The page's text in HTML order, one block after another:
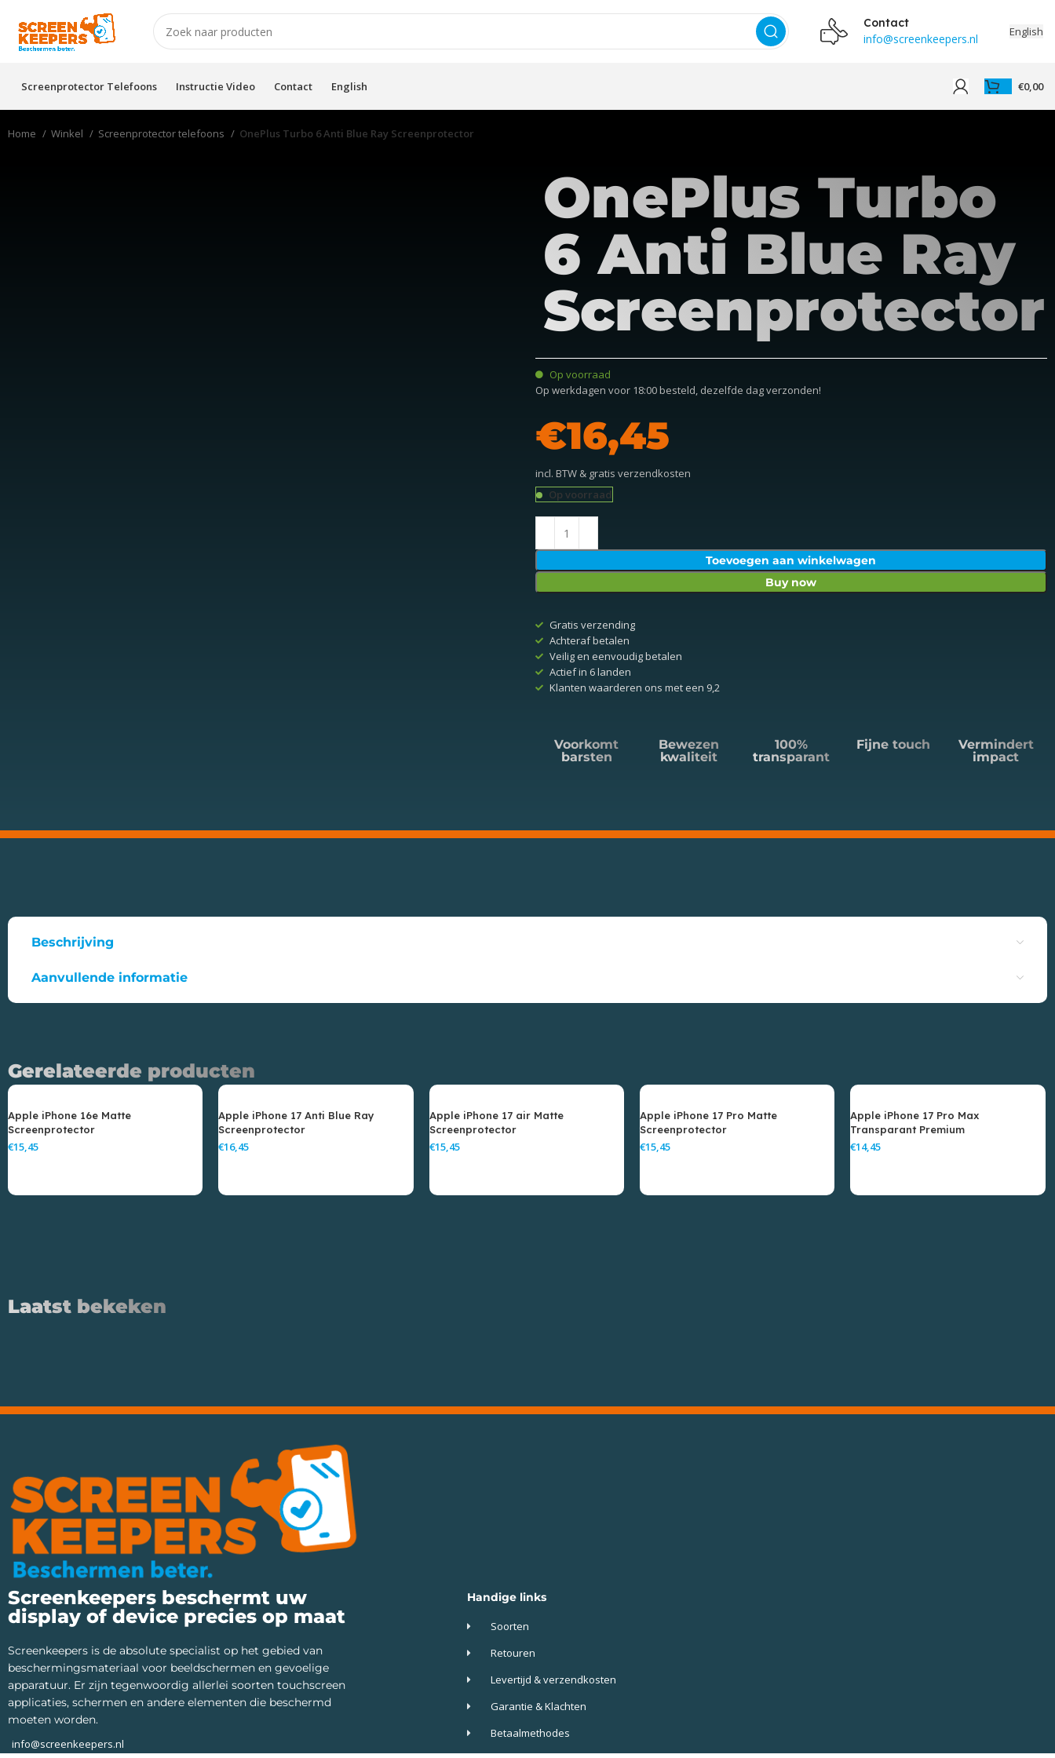
Contact
info@screenkeepers.nl English
Screenprotector Telefoons Instructie Video Contact English €0,00
Home Winkel Screenprotector telefoons OnePlus Turbo 6 Anti Blue Ray Screenprotector
OnePlus Turbo
6 Anti Blue Ray
Screenprotector
Op voorraad
Op werkdagen voor 18:00 besteld, dezelfde dag verzonden!
€
incl. BTW & gratis verzendkosten
Op voorraad
Toevoegen aan winkelwagen
Buy now
Gratis verzending
Achteraf betalen
Veilig en eenvoudig betalen
Actief in 6 landen
Klanten waarderen ons met een 9,2
Voorkomt
barsten
Bewezen
kwaliteit
100%
transparant
Fijne touch
Vermindert
impact
Beschrijving
Aanvullende informatie
Gerelateerde producten
Apple iPhone 16e Matte
Screenprotector
€
Apple iPhone 17 Anti Blue Ray
Screenprotector
€
Apple iPhone 17 air Matte
Screenprotector
€
Apple iPhone 17 Pro Matte
Screenprotector
€
Apple iPhone 17 Pro Max
Transparant Premium
Screenprotector
€
Laatst bekeken
Screenkeepers beschermt uw
display of device precies op maat
Screenkeepers is de absolute specialist op het gebied van
beschermingsmateriaal voor beeldschermen en gevoelige
apparatuur. Er zijn tegenwoordig allerlei soorten touchscreen
applicaties, schermen en andere elementen die beschermd
moeten worden.
info@screenkeepers.nl
Handige links
Soorten
Retouren
Levertijd & verzendkosten
Garantie & Klachten
Betaalmethodes